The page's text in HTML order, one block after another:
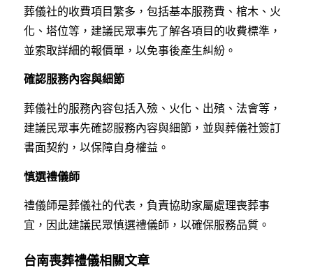
葬儀社的收費項目繁多，包括基本服務費、棺木、火
化、塔位等，建議民眾事先了解各項目的收費標準，
並索取詳細的報價單，以免事後產生糾紛。
確認服務內容與細節
葬儀社的服務內容包括入殮、火化、出殯、法會等，
建議民眾事先確認服務內容與細節，並與葬儀社簽訂
書面契約，以保障自身權益。
慎選禮儀師
禮儀師是葬儀社的代表，負責協助家屬處理喪葬事
宜，因此建議民眾慎選禮儀師，以確保服務品質。
台南喪葬禮儀相關文章